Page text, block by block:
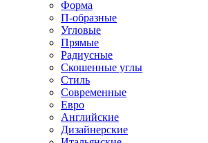
Форма
П-образные
Угловые
Прямые
Радиусные
Скошенные углы
Стиль
Современные
Евро
Английские
Дизайнерские